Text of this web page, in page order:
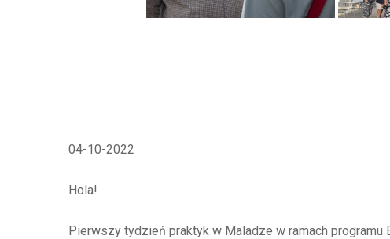
04-10-2022
Hola!
Pierwszy tydzień praktyk w Maladze w ramach programu